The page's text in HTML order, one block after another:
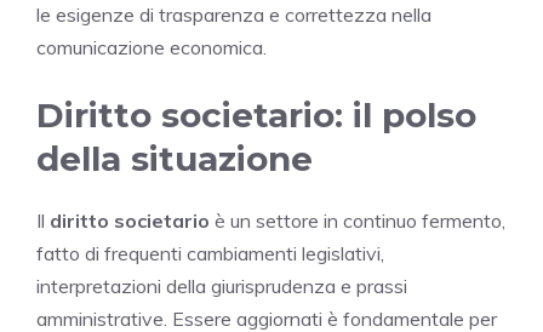
le esigenze di trasparenza e correttezza nella
comunicazione economica.
Diritto societario: il polso
della situazione
Il diritto societario è un settore in continuo fermento,
fatto di frequenti cambiamenti legislativi,
interpretazioni della giurisprudenza e prassi
amministrative. Essere aggiornati è fondamentale per